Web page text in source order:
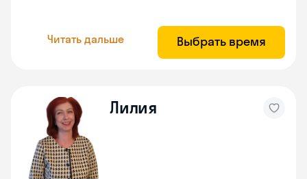
Читать дальше Выбрать время
Лилия